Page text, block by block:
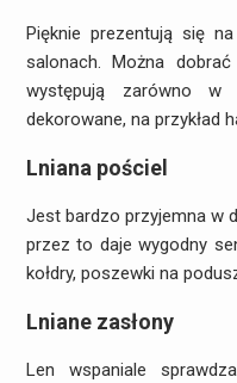
Pięknie prezentują się
salonach. Można
występują zarówno
dekorowane, na przykład
Lniana pościel
Jest bardzo przyjemna w
przez to daje wygodny
kołdry, poszewki na
Lniane zasłony
Len wspaniale